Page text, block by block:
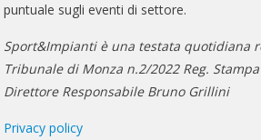
puntuale sugli eventi di settore.
Sport&Impianti è una testata quotidiana
Tribunale di Monza n.2/2022 Reg.
Direttore Responsabile Bruno Grillini
Privacy policy